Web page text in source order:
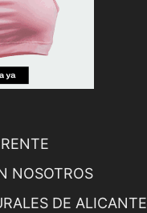
NOSOTROS
DE ALICANTE